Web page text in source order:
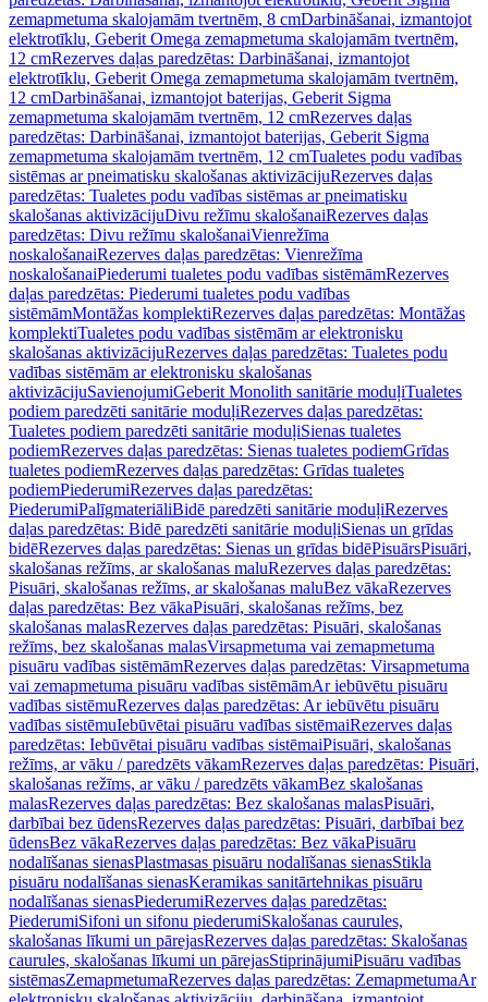
zemapmetuma skalojamām tvertnēm, 8 cmDarbināšanai, izmantojot
elektrotīklu, Geberit Omega zemapmetuma skalojamām tvertnēm,
12 cmRezerves daļas paredzētas: Darbināšanai, izmantojot
elektrotīklu, Geberit Omega zemapmetuma skalojamām tvertnēm,
12 cmDarbināšanai, izmantojot baterijas, Geberit Sigma
zemapmetuma skalojamām tvertnēm, 12 cmRezerves daļas
paredzētas: Darbināšanai, izmantojot baterijas, Geberit Sigma
zemapmetuma skalojamām tvertnēm, 12 cmTualetes podu vadības
sistēmas ar pneimatisku skalošanas aktivizācijuRezerves daļas
paredzētas: Tualetes podu vadības sistēmas ar pneimatisku
skalošanas aktivizācijuDivu režīmu skalošanaiRezerves daļas
paredzētas: Divu režīmu skalošanaiVienrežīma
noskalošanaiRezerves daļas paredzētas: Vienrežīma
noskalošanaiPiederumi tualetes podu vadības sistēmāmRezerves
daļas paredzētas: Piederumi tualetes podu vadības
sistēmāmMontāžas komplektiRezerves daļas paredzētas: Montāžas
komplektiTualetes podu vadības sistēmām ar elektronisku
skalošanas aktivizācijuRezerves daļas paredzētas: Tualetes podu
vadības sistēmām ar elektronisku skalošanas
aktivizācijuSavienojumiGeberit Monolith sanitārie moduļiTualetes
podiem paredzēti sanitārie moduļiRezerves daļas paredzētas:
Tualetes podiem paredzēti sanitārie moduļiSienas tualetes
podiemRezerves daļas paredzētas: Sienas tualetes podiemGrīdas
tualetes podiemRezerves daļas paredzētas: Grīdas tualetes
podiemPiederumiRezerves daļas paredzētas:
PiederumiPalīgmateriāliBidē paredzēti sanitārie moduļiRezerves
daļas paredzētas: Bidē paredzēti sanitārie moduļiSienas un grīdas
bidēRezerves daļas paredzētas: Sienas un grīdas bidēPisuārsPisuāri,
skalošanas režīms, ar skalošanas maluRezerves daļas paredzētas:
Pisuāri, skalošanas režīms, ar skalošanas maluBez vākaRezerves
daļas paredzētas: Bez vākaPisuāri, skalošanas režīms, bez
skalošanas malasRezerves daļas paredzētas: Pisuāri, skalošanas
režīms, bez skalošanas malasVirsapmetuma vai zemapmetuma
pisuāru vadības sistēmāmRezerves daļas paredzētas: Virsapmetuma
vai zemapmetuma pisuāru vadības sistēmāmAr iebūvētu pisuāru
vadības sistēmuRezerves daļas paredzētas: Ar iebūvētu pisuāru
vadības sistēmuIebūvētai pisuāru vadības sistēmaiRezerves daļas
paredzētas: Iebūvētai pisuāru vadības sistēmaiPisuāri, skalošanas
režīms, ar vāku / paredzēts vākamRezerves daļas paredzētas: Pisuāri,
skalošanas režīms, ar vāku / paredzēts vākamBez skalošanas
malasRezerves daļas paredzētas: Bez skalošanas malasPisuāri,
darbībai bez ūdensRezerves daļas paredzētas: Pisuāri, darbībai bez
ūdensBez vākaRezerves daļas paredzētas: Bez vākaPisuāru
nodalīšanas sienasPlastmasas pisuāru nodalīšanas sienasStikla
pisuāru nodalīšanas sienasKeramikas sanitārtehnikas pisuāru
nodalīšanas sienasPiederumiRezerves daļas paredzētas:
PiederumiSifoni un sifonu piederumiSkalošanas caurules,
skalošanas līkumi un pārejasRezerves daļas paredzētas: Skalošanas
caurules, skalošanas līkumi un pārejasStiprinājumiPisuāru vadības
sistēmasZemapmetumaRezerves daļas paredzētas: ZemapmetumaAr